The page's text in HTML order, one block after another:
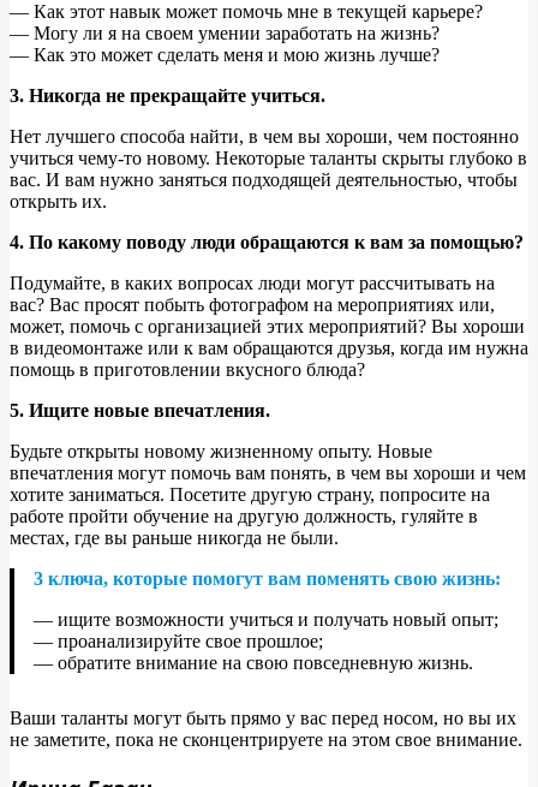
— Как этот навык может помочь мне в текущей карьере?
— Могу ли я на своем умении заработать на жизнь?
— Как это может сделать меня и мою жизнь лучше?
3. Никогда не прекращайте учиться.
Нет лучшего способа найти, в чем вы хороши, чем постоянно
учиться чему-то новому. Некоторые таланты скрыты глубоко в
вас. И вам нужно заняться подходящей деятельностью, чтобы
открыть их.
4. По какому поводу люди обращаются к вам за помощью?
Подумайте, в каких вопросах люди могут рассчитывать на
вас? Вас просят побыть фотографом на мероприятиях или,
может, помочь с организацией этих мероприятий? Вы хороши
в видеомонтаже или к вам обращаются друзья, когда им нужна
помощь в приготовлении вкусного блюда?
5. Ищите новые впечатления.
Будьте открыты новому жизненному опыту. Новые
впечатления могут помочь вам понять, в чем вы хороши и чем
хотите заниматься. Посетите другую страну, попросите на
работе пройти обучение на другую должность, гуляйте в
местах, где вы раньше никогда не были.
3 ключа, которые помогут вам поменять свою жизнь:
— ищите возможности учиться и получать новый опыт;
— проанализируйте свое прошлое;
— обратите внимание на свою повседневную жизнь.
Ваши таланты могут быть прямо у вас перед носом, но вы их
не заметите, пока не сконцентрируете на этом свое внимание.